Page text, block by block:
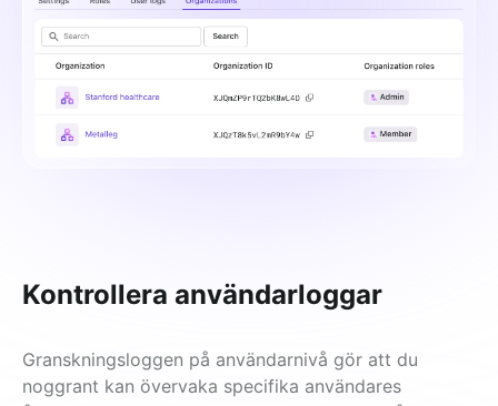
Kontrollera användarloggar
Granskningsloggen på användarnivå gör att du
noggrant kan övervaka specifika användares